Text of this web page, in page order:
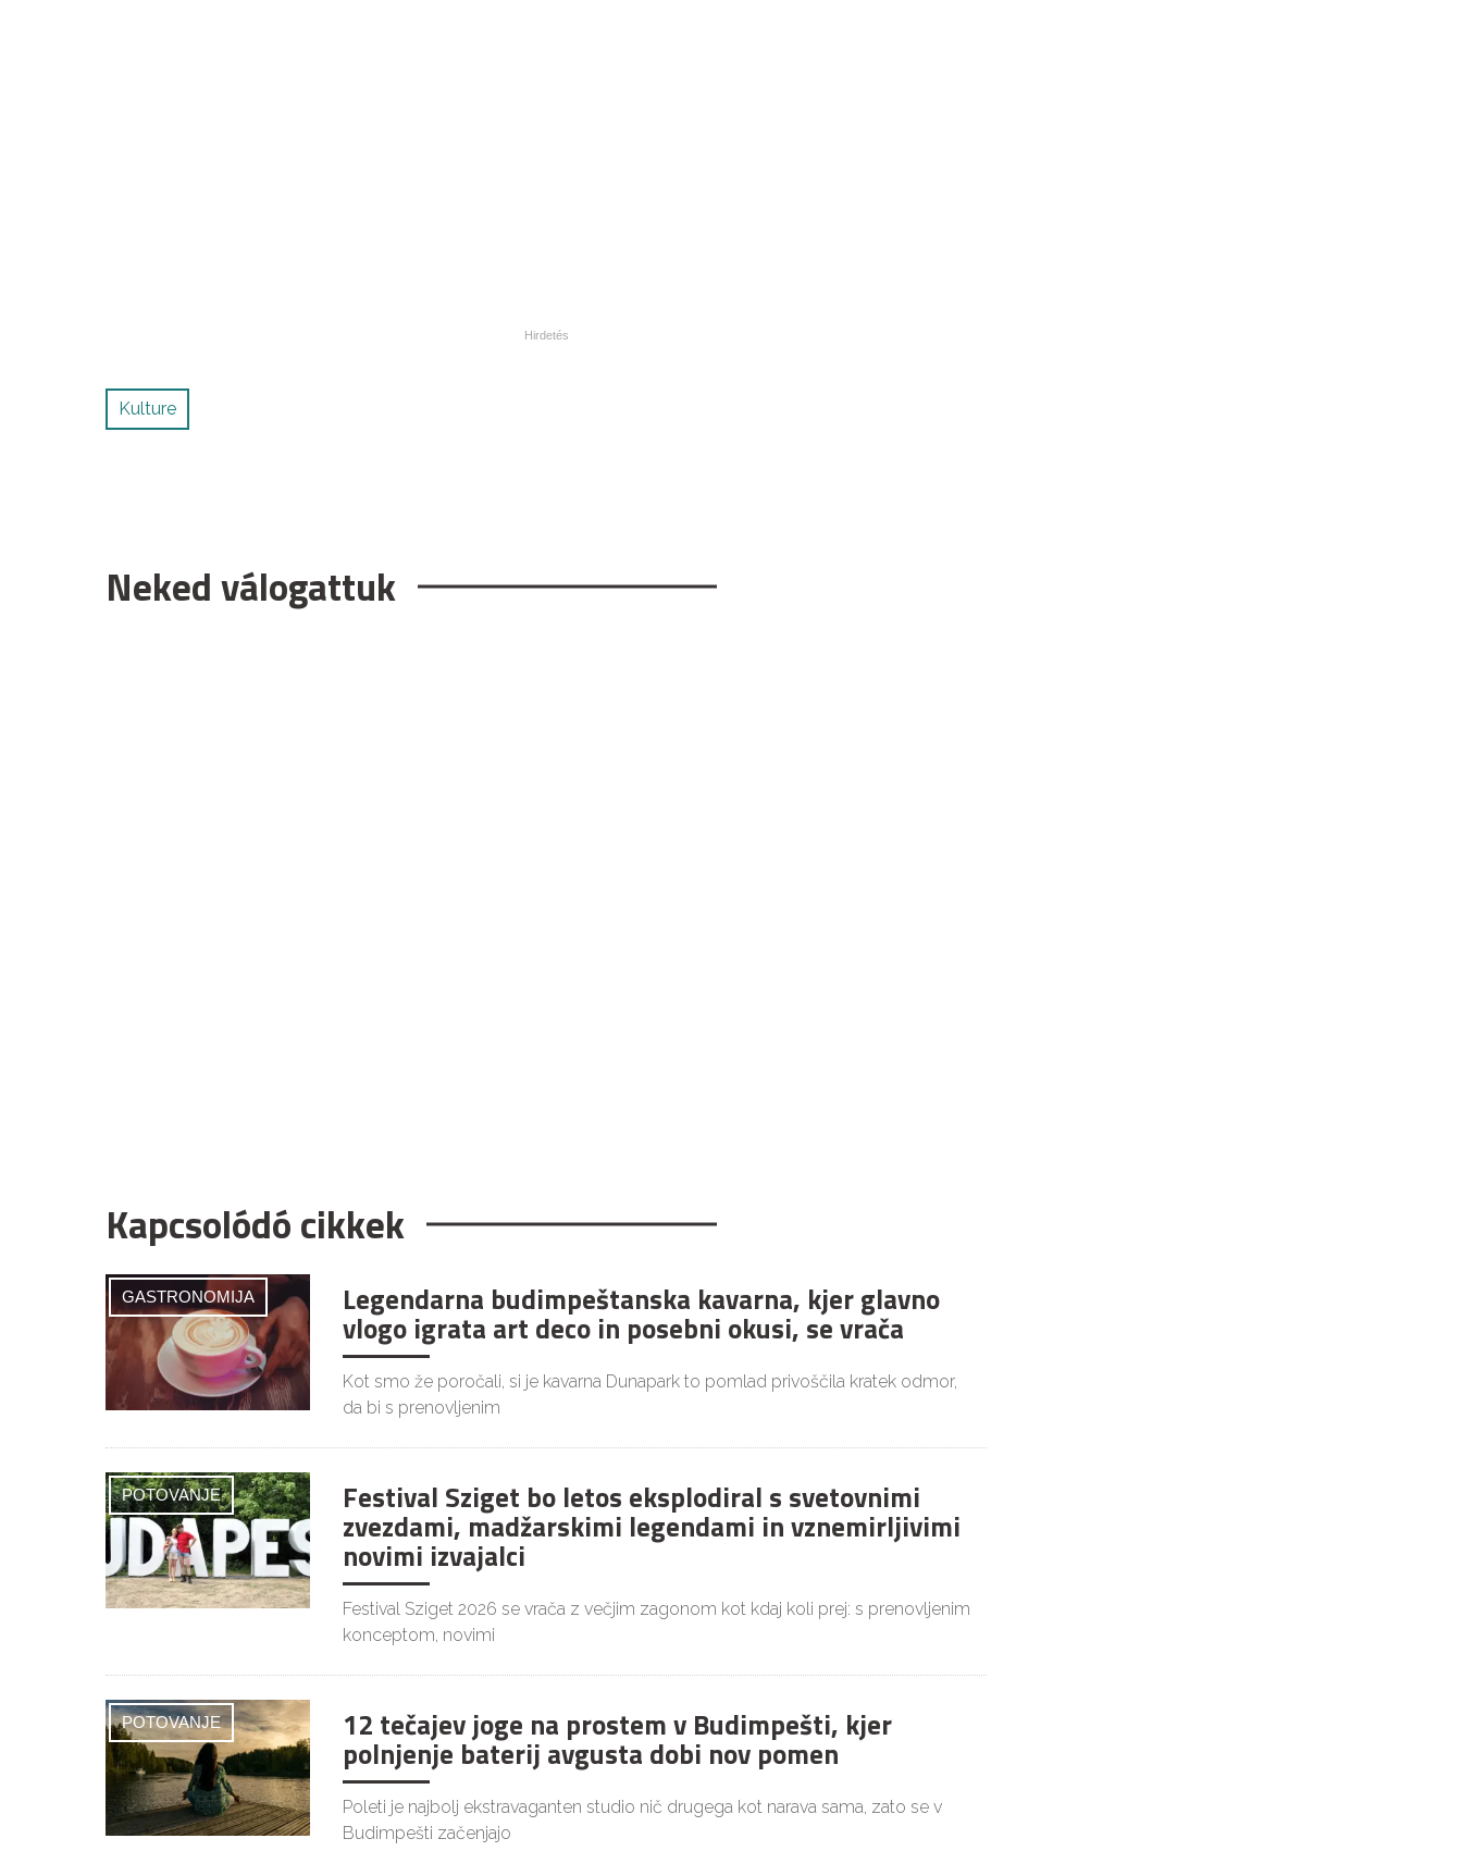
Kulture
Neked válogattuk
Kapcsolódó cikkek
GASTRONOMIJA Legendarna budimpeštanska kavarna, kjer glavno
vlogo igrata art deco in posebni okusi, se vrača
Kot smo že poročali, si je kavarna Dunapark to pomlad privoščila kratek odmor,
da bi s prenovljenim
POTOVANJE Festival Sziget bo letos eksplodiral s svetovnimi
zvezdami, madžarskimi legendami in vznemirljivimi
novimi izvajalci
Festival Sziget 2026 se vrača z večjim zagonom kot kdaj koli prej: s prenovljenim
konceptom, novimi
POTOVANJE 12 tečajev joge na prostem v Budimpešti, kjer
polnjenje baterij avgusta dobi nov pomen
Poleti je najbolj ekstravaganten studio nič drugega kot narava sama, zato se v
Budimpešti začenjajo